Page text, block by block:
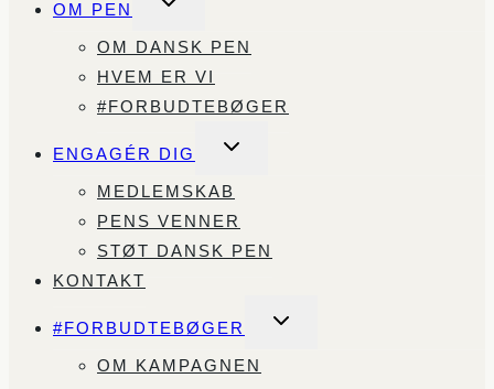
OM PEN
OM DANSK PEN
HVEM ER VI
#FORBUDTEBØGER
ENGAGÉR DIG
SKIFT
MEDLEMSKAB
PENS VENNER
STØT DANSK PEN
KONTAKT
#FORBUDTEBØGER
SKIFT
OM KAMPAGNEN